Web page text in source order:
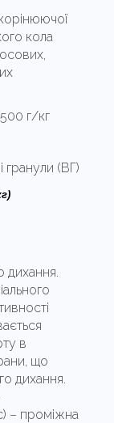
кола
г/кг
гранули (ВГ)
дихання.
в
що
дихання.
– проміжна